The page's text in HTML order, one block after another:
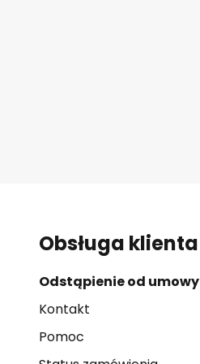
Obsługa klienta
Odstąpienie od umowy
Kontakt
Pomoc